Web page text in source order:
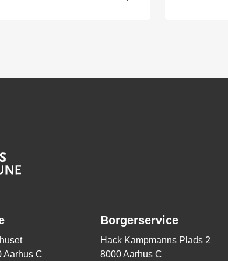
Aarhus C
Borgerservice
Hack Kampmanns Plads 2
8000 Aarhus C